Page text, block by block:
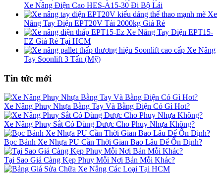
Xe Nâng Điện Cao HES-A15-30 Đi Bộ Lái
Xe
Nâng Tay Điện EPT20V Tải 2000kg Giá Rẻ
Xe Nâng Tay Điện EPT15-
EZ Giá Rẻ Tại HCM
Xe Nâng
Tay Soonlift 3 Tấn (Mỹ)
Tin tức mới
Xe Nâng Phuy Nhựa Bằng Tay Và Bằng Điện Có Gì Hot?
Xe Nâng Phuy Sắt Có Dùng Được Cho Phuy Nhựa Không?
Bọc Bánh Xe Nhựa PU Cần Thời Gian Bao Lâu Để Ổn Định?
Tại Sao Giá Càng Kẹp Phuy Mỗi Nơi Bán Mỗi Khác?